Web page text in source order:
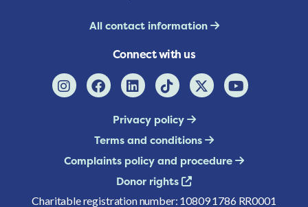
All contact information
Connect with us
Privacy policy
Terms and conditions
Complaints policy and procedure
Donor rights
Charitable registration number: 10809 1786 RR0001